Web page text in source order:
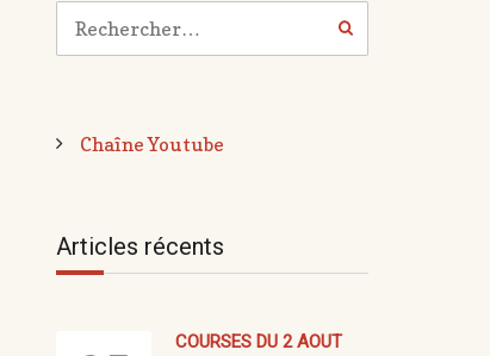
Chaîne Youtube
Articles récents
COURSES DU 2 AOUT